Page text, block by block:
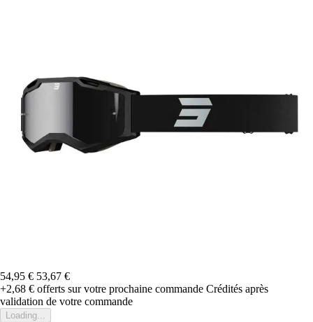
54,95 € 53,67 €
+2,68 € offerts sur votre prochaine commande Crédités après
validation de votre commande
Loading...